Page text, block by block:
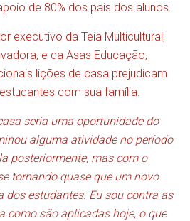
de 80% dos pais dos alunos.
executivo da Teia Multicultural,
e da Asas Educação,
lições de casa prejudicam
com sua família.
seria uma oportunidade do
alguma atividade no período
posteriormente, mas com o
tornando quase que um novo
dos estudantes. Eu sou contra as
como são aplicadas hoje, o que